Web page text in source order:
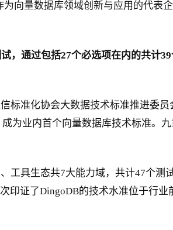
为向量数据库领域创新与应用的代表
，通过包括27个必选项在内的共计
准化协会大数据技术标准推进委员
为业内首个向量数据库技术标准。
工具生态共7大能力域，共计47个测
印证了DingoDB的技术水准位于行